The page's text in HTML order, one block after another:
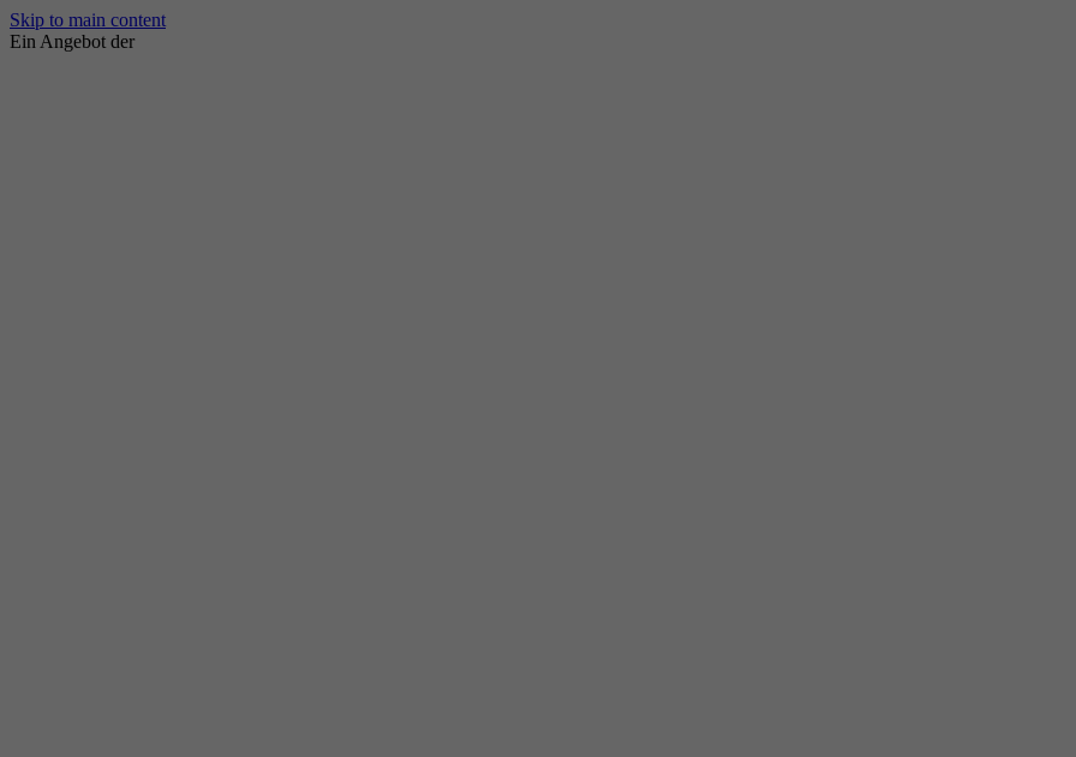
Skip to main content
Ein Angebot der